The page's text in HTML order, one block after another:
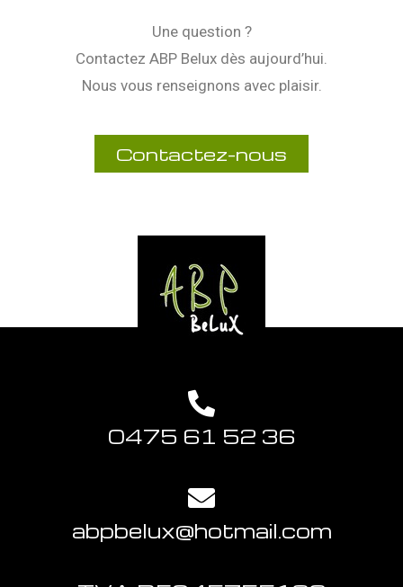
Une question ?
Contactez ABP Belux dès aujourd’hui.
Nous vous renseignons avec plaisir.
Contactez-nous
0475 61 52 36
abpbelux@hotmail.com